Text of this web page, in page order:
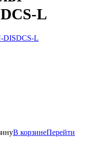
L
В корзинеПерейти